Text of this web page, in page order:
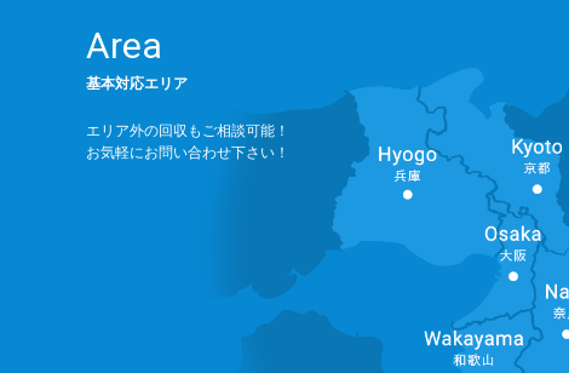
Area
基本対応エリア
エリア外の回収もご相談可能！
お気軽にお問い合わせ下さい！